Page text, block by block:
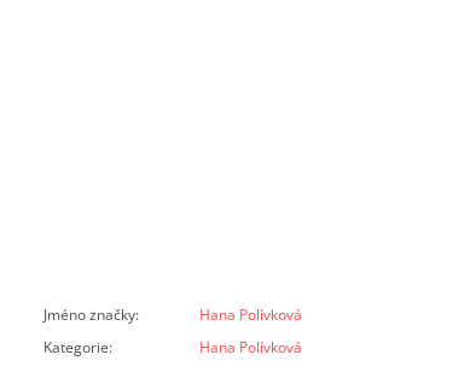
Jméno značky:
Hana Polívková
Kategorie: Hana Polívková